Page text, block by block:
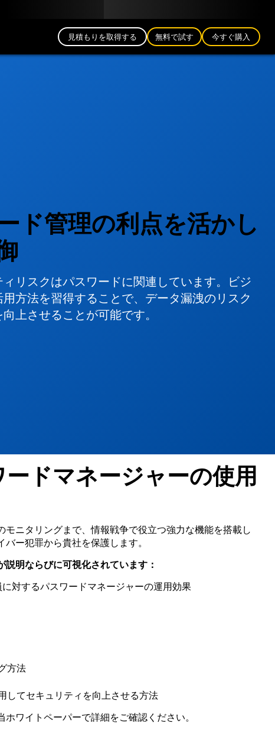
見積もりを取得する 無料で試す 今すぐ購入
ド管理の利点を活かし
リスクはパスワードに関連しています。ビジ
方法を習得することで、データ漏洩のリスク
上させることが可能です。
ドマネージャーの使用
ニタリングまで、情報戦争で役立つ強力な機能を搭載し
ー犯罪から貴社を保護します。
明ならびに可視化されています：
対するパスワードマネージャーの運用効果
方法
してセキュリティを向上させる方法
ワイトペーパーで詳細をご確認ください。